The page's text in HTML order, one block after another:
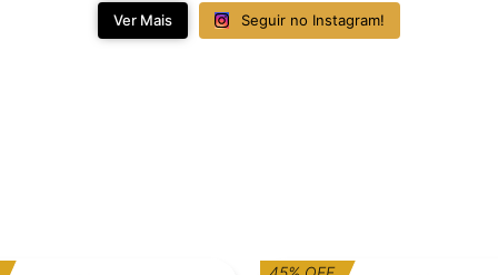
Ver Mais Seguir no Instagram!
O
O